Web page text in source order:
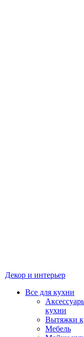
Декор и интерьер
Все для кухни
кухни
Вытяжки
Мебель